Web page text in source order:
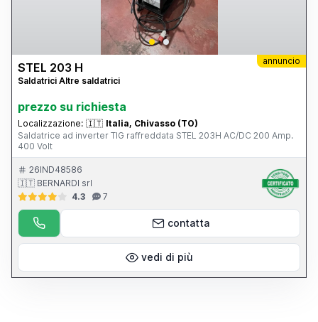
annuncio
STEL 203 H
Saldatrici Altre saldatrici
prezzo su richiesta
Localizzazione: 🇮🇹 Italia, Chivasso (TO)
Saldatrice ad inverter TIG raffreddata STEL 203H AC/DC 200 Amp.
400 Volt
26IND48586
🇮🇹 BERNARDI srl
4.3
7
contatta
vedi di più